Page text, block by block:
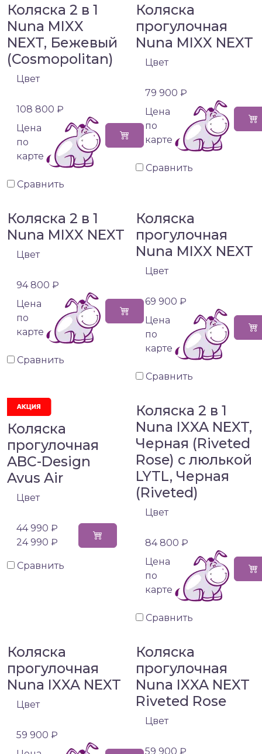
Коляска 2 в 1
Nuna MIXX
NEXT, Бежевый
(Cosmopolitan)
Цвет
108 800 ₽
Цена
по
карте
Сравнить
Коляска
прогулочная
Nuna MIXX NEXT
Цвет
79 900 ₽
Цена
по
карте
Сравнить
Коляска 2 в 1
Nuna MIXX NEXT
Цвет
94 800 ₽
Цена
по
карте
Сравнить
Коляска
прогулочная
Nuna MIXX NEXT
Цвет
69 900 ₽
Цена
по
карте
Сравнить
Коляска
прогулочная
ABC-Design
Avus Air
Цвет
44 990 ₽
24 990 ₽
Сравнить
Коляска 2 в 1
Nuna IXXA NEXT,
Черная (Riveted
Rose) с люлькой
LYTL, Черная
(Riveted)
Цвет
84 800 ₽
Цена
по
карте
Сравнить
Коляска
прогулочная
Nuna IXXA NEXT
Цвет
59 900 ₽
Коляска
прогулочная
Nuna IXXA NEXT
Riveted Rose
Цвет
59 900 ₽